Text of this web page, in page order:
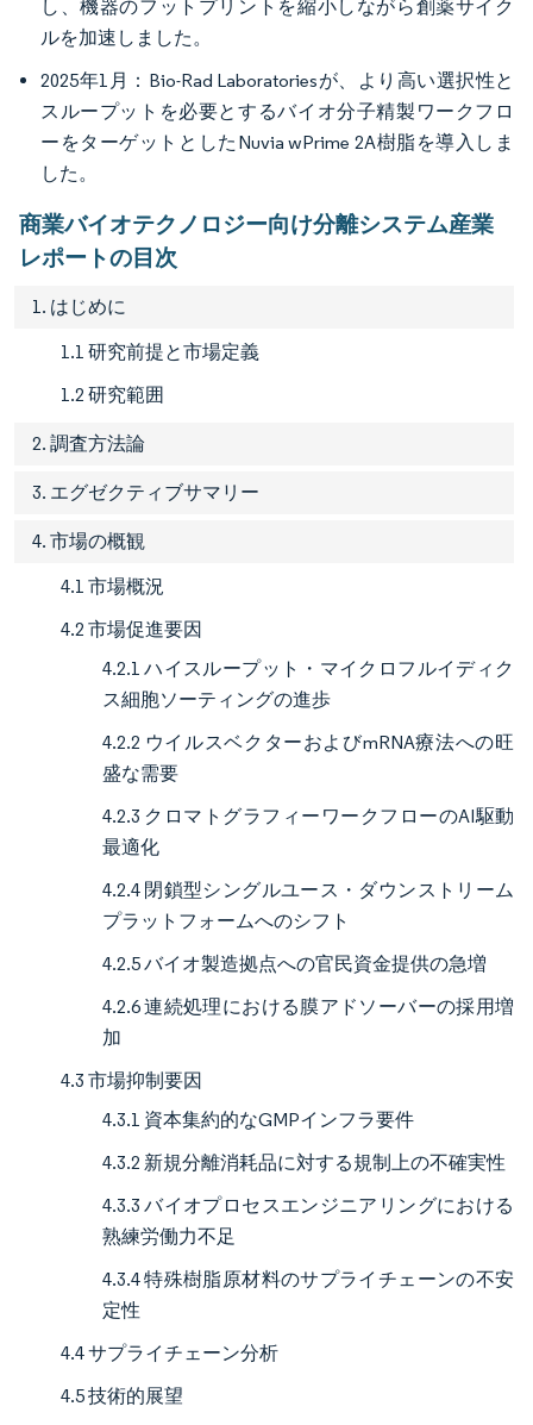
し、機器のフットプリントを縮小しながら創薬サイク
ルを加速しました。
2025年1月：Bio-Rad Laboratoriesが、より高い選択性と
スループットを必要とするバイオ分子精製ワークフロ
ーをターゲットとしたNuvia wPrime 2A樹脂を導入しま
した。
商業バイオテクノロジー向け分離システム産業
レポートの目次
1. はじめに
1.1 研究前提と市場定義
1.2 研究範囲
2. 調査方法論
3. エグゼクティブサマリー
4. 市場の概観
4.1 市場概況
4.2 市場促進要因
4.2.1 ハイスループット・マイクロフルイディク
ス細胞ソーティングの進歩
4.2.2 ウイルスベクターおよびmRNA療法への旺
盛な需要
4.2.3 クロマトグラフィーワークフローのAI駆動
最適化
4.2.4 閉鎖型シングルユース・ダウンストリーム
プラットフォームへのシフト
4.2.5 バイオ製造拠点への官民資金提供の急増
4.2.6 連続処理における膜アドソーバーの採用増
加
4.3 市場抑制要因
4.3.1 資本集約的なGMPインフラ要件
4.3.2 新規分離消耗品に対する規制上の不確実性
4.3.3 バイオプロセスエンジニアリングにおける
熟練労働力不足
4.3.4 特殊樹脂原材料のサプライチェーンの不安
定性
4.4 サプライチェーン分析
4.5 技術的展望